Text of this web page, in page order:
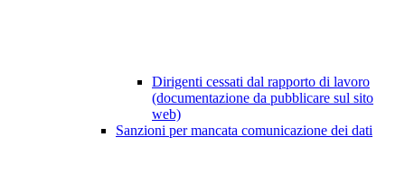
Dirigenti cessati dal rapporto di lavoro
(documentazione da pubblicare sul sito
web)
Sanzioni per mancata comunicazione dei dati